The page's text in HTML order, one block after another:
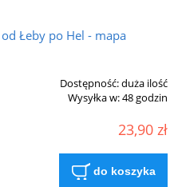
Łeby po Hel - mapa
Dostępność:duża ilość
Wysyłka w:48 godzin
23,90 zł
do koszyka